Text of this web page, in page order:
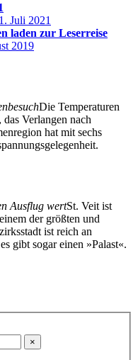
Juli 2021
laden zur Leserreise
2019
Die Temperaturen
Verlangen nach
hat mit sechs
Ausflug wertSt. Veit ist
der größten und
ist reich an
gibt sogar einen »Palast«.